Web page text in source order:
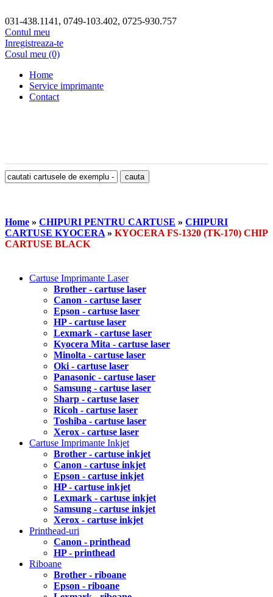
031-438.1141, 0749-103.402, 0725-930.757
Contul meu
Inregistreaza-te
Cosul meu (0)
Home
Service imprimante
Contact
Home » CHIPURI PENTRU CARTUSE » CHIPURI
CARTUSE KYOCERA » KYOCERA FS-1320 (TK-170) CHIP
CARTUSE BLACK
Cartuse Imprimante Laser
Brother - cartuse laser
Canon - cartuse laser
Epson - cartuse laser
HP - cartuse laser
Lexmark - cartuse laser
Kyocera Mita - cartuse laser
Minolta - cartuse laser
Oki - cartuse laser
Panasonic - cartuse laser
Samsung - cartuse laser
Sharp - cartuse laser
Ricoh - cartuse laser
Toshiba - cartuse laser
Xerox - cartuse laser
Cartuse Imprimante Inkjet
Brother - cartuse inkjet
Canon - cartuse inkjet
Epson - cartuse inkjet
HP - cartuse inkjet
Lexmark - cartuse inkjet
Samsung - cartuse inkjet
Xerox - cartuse inkjet
Printhead-uri
Canon - printhead
HP - printhead
Riboane
Brother - riboane
Epson - riboane